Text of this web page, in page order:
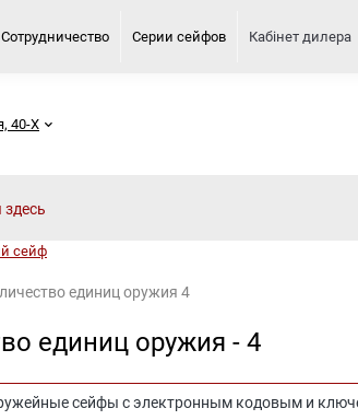
Сотрудничество Серии сейфов Кабінет дилера
40-Х
сейф
единиц оружия 4
единиц оружия - 4
сейфы с электронным кодовым и